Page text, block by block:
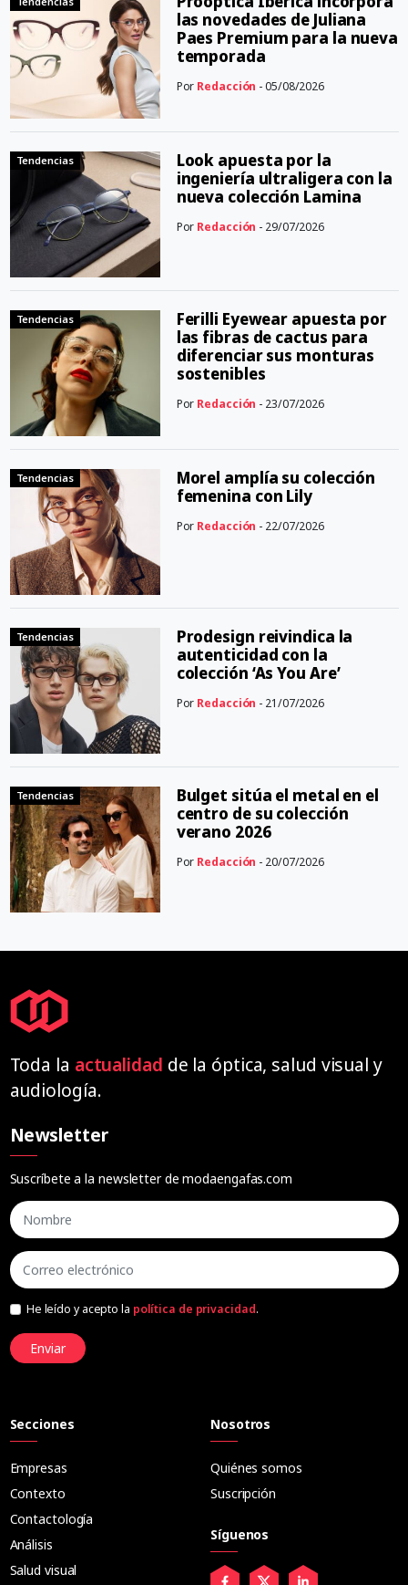
las novedades de Juliana
Paes Premium para la nueva
temporada
Por Redacción - 05/08/2026
Tendencias
Look apuesta por la
ingeniería ultraligera con la
nueva colección Lamina
Por Redacción - 29/07/2026
Tendencias
Ferilli Eyewear apuesta por
las fibras de cactus para
diferenciar sus monturas
sostenibles
Por Redacción - 23/07/2026
Tendencias
Morel amplía su colección
femenina con Lily
Por Redacción - 22/07/2026
Tendencias
Prodesign reivindica la
autenticidad con la
colección ‘As You Are’
Por Redacción - 21/07/2026
Tendencias
Bulget sitúa el metal en el
centro de su colección
verano 2026
Por Redacción - 20/07/2026
Toda la actualidad de la óptica, salud visual y
audiología.
Newsletter
Suscríbete a la newsletter de modaengafas.com
He leído y acepto la política de privacidad.
Enviar
Secciones
Empresas
Contexto
Contactología
Análisis
Salud visual
Nosotros
Quiénes somos
Suscripción
Síguenos